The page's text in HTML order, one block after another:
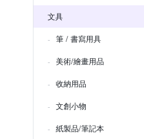
文具
筆 / 書寫用具
美術/繪畫用品
收納用品
文創小物
紙製品/筆記本